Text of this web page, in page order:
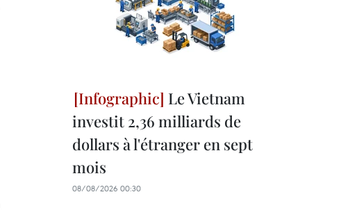
Le Vietnam
investit 2,36 milliards de
dollars à l'étranger en sept
mois
08/08/2026 00:30